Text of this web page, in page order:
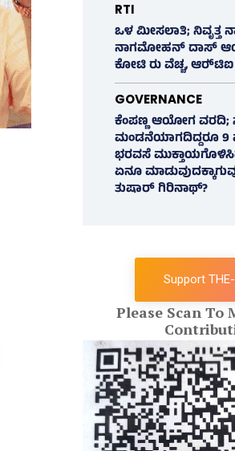
RTI
ಒಳ ಮೀಸಲಾತಿ; ನಿವೃತ್ತ
ನಾಗಮೋಹನ್ ದಾಸ್
ಕೋಟಿ ರು ವೆಚ್ಚ,
GOVERNANCE
ಕೆಂಪಣ್ಣ ಆಯೋಗ ವರದಿ;
ಮಂಡನೆಯಾಗದಿದ್ದರೂ 9
ಭರವಸೆ
ಏನೂ
ತುಷಾರ್ ಗಿರಿನಾಥ್?
Support
Please Scan To